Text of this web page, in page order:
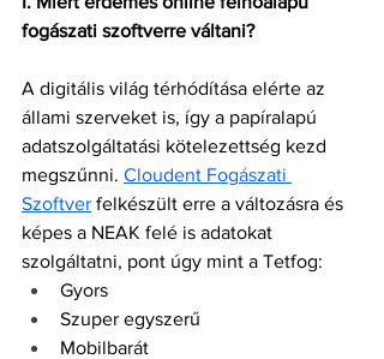
fogászati szoftverre váltani?
A digitális világ térhódítása elérte az
állami szerveket is, így a papíralapú
adatszolgáltatási kötelezettség kezd
megszűnni. Cloudent Fogászati
Szoftver felkészült erre a változásra és
képes a NEAK felé is adatokat
szolgáltatni, pont úgy mint a Tetfog:
Gyors
Szuper egyszerű
Mobilbarát